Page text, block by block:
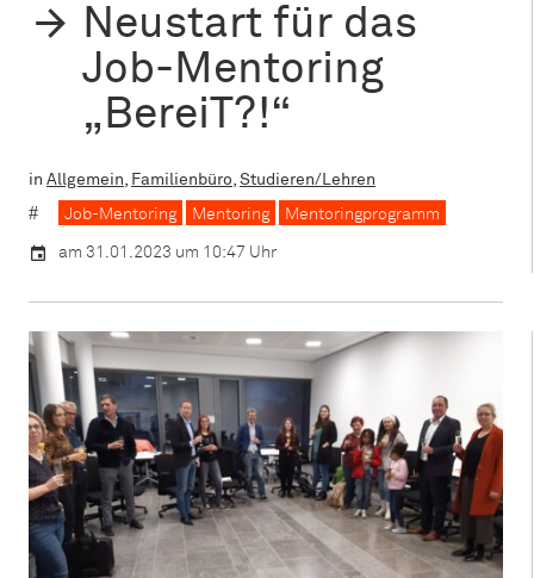
Neustart für das
Job-Mentoring
„BereiT?!“
in Allgemein Familienbüro Studieren/Lehren
Job-Mentoring Mentoring Mentoringprogramm
am 31.01.2023 um 10:47 Uhr